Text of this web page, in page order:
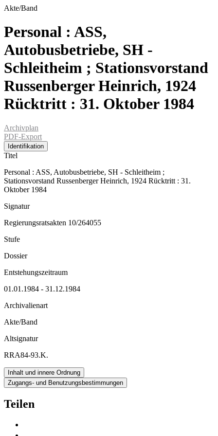
Akte/Band
Personal : ASS,
Autobusbetriebe, SH -
Schleitheim ; Stationsvorstand
Russenberger Heinrich, 1924
Rücktritt : 31. Oktober 1984
Archivplan
PDF-Export
Identifikation
Titel
Personal : ASS, Autobusbetriebe, SH - Schleitheim ;
Stationsvorstand Russenberger Heinrich, 1924 Rücktritt : 31.
Oktober 1984
Signatur
Regierungsratsakten 10/264055
Stufe
Dossier
Entstehungszeitraum
01.01.1984 - 31.12.1984
Archivalienart
Akte/Band
Altsignatur
RRA84-93.K.
Inhalt und innere Ordnung
Zugangs- und Benutzungsbestimmungen
Teilen